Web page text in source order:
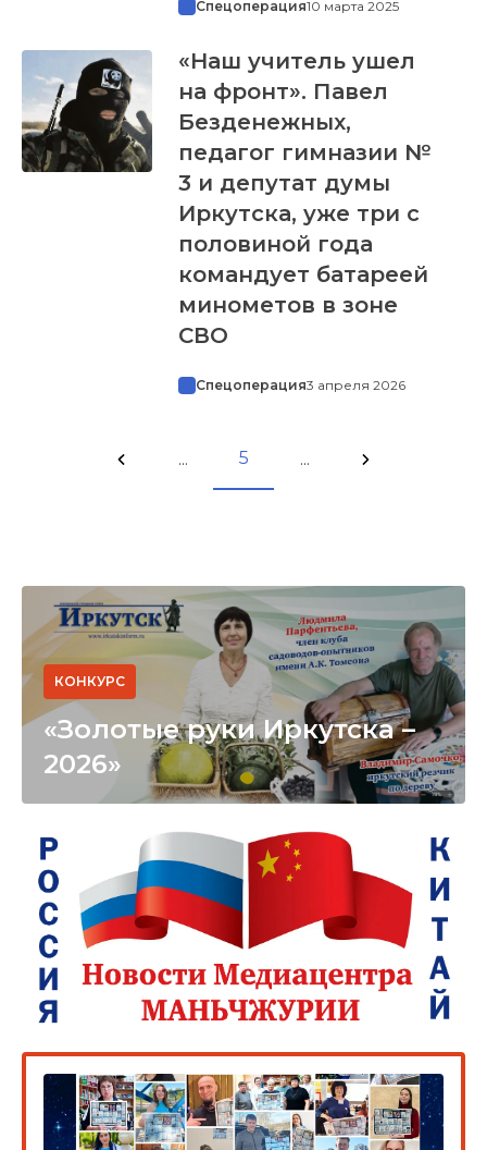
Спецоперация10 марта 2025
«Наш учитель ушел
на фронт». Павел
Безденежных,
педагог гимназии №
3 и депутат думы
Иркутска, уже три с
половиной года
командует батареей
минометов в зоне
СВО
Спецоперация3 апреля 2026
... 5 ...
КОНКУРС
«Золотые руки Иркутска –
2026»